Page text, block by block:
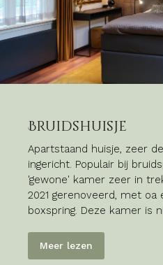
Bruidshuisje
Apartstaand huisje, zeer
ingericht. Populair bij
'gewone' kamer zeer in
2021 gerenoveerd, met oa
boxspring. Deze kamer is
Meer lezen